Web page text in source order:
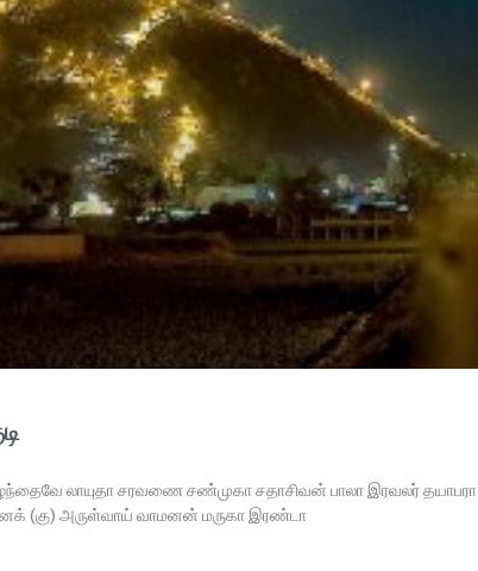
குழந்தைவே லாயுதா சரவணை சண்முகா சதாசிவன் பாலா இரவலர் தயாபரா
(கு) அருள்வாய் வாமனன் மருகா இரண்டா